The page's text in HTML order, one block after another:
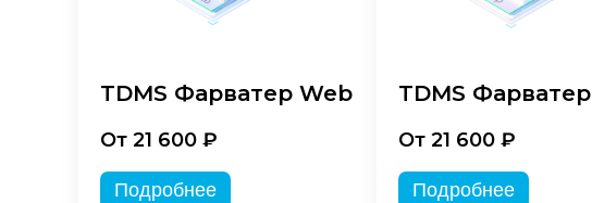
TDMS Фарватер Web
От 21 600 ₽
Подробнее
TDMS Фарватер
От 21 600 ₽
Подробнее